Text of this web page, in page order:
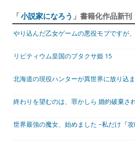
「小説家になろう 」書籍化作品新刊
やり込んだ乙女ゲームの悪役モブですが
リビティウム皇国のブタクサ姫 15
北海道の現役ハンターが異世界に放り込
終わりを望むのは、罪かしら 婚約破棄さ
世界最強の魔女、始めました ~私だけ『攻